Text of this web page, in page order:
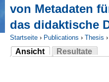
von Metadaten
das didaktische
Sie sind hier
Startseite › Publications › Thesis ›
Ansicht
(aktiver Reiter)
Resultate